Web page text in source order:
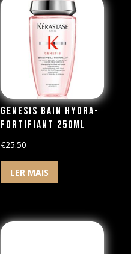
Genesis Bain Hydra-
Fortifiant 250ml
€25.50
LER MAIS